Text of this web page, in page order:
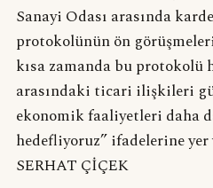
Sanayi Odası arasında
protokolünün ön
kısa zamanda bu
arasındaki ticari ilişkileri
ekonomik faaliyetleri daha
hedefliyoruz” ifadelerine
SERHAT ÇİÇEK